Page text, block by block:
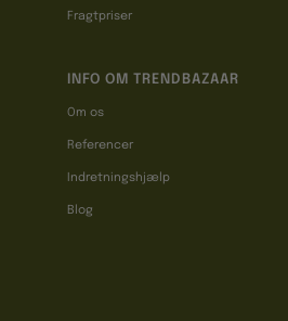
Fragtpriser
INFO OM TRENDBAZAAR
Om os
Referencer
Indretningshjælp
Blog